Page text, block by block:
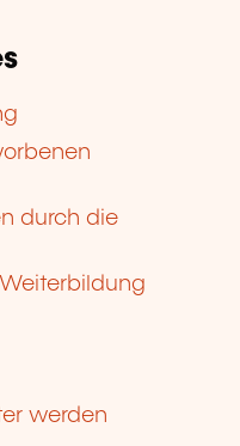
durch die
werden